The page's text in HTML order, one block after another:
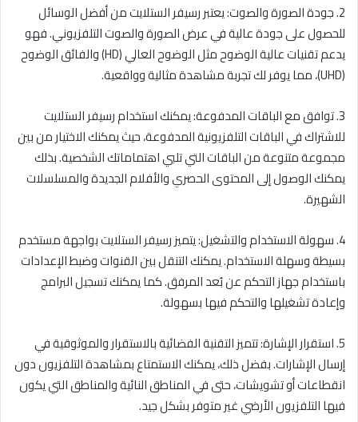
2. جودة الصورة والصوت: يعتبر رسيفر الستلايت من أفضل الوسائل
للحصول على جودة عالية في عرض الصورة والصوت التلفزيوني. فهو
يدعم تقنيات عالية الوضوح مثل الوضوح العالي (HD) والفائق الوضوح
(UHD)، مما يوفر لك تجربة مشاهدة مثالية وواقعية.
3. توافق مع الباقات المدفوعة: يمكنك استخدام رسيفر الستلايت
للاشتراك في الباقات التلفزيونية المدفوعة، حيث يمكنك الاختيار من بين
مجموعة متنوعة من الباقات التي تلبي اهتماماتك الشخصية. بذلك
يمكنك الوصول إلى المحتوى الحصري والأفلام الجديدة والمسلسلات
الشهيرة.
4. سهولة الاستخدام والتشغيل: يتميز رسيفر الستلايت بواجهة مستخدم
بسيطة وسهلة الاستخدام. يمكنك التنقل بين القنوات وضبط الإعدادات
باستخدام جهاز التحكم عن بُعد المرفق. كما يمكنك تسجيل البرامج
وإعادة تشغيلها والتحكم فيها بسهولة.
5. استقرار الإشارة: تتميز التقنية الفضائية بالاستقرار والموثوقية في
إرسال الإشارات. بفضل ذلك، يمكنك الاستمتاع بمشاهدة التلفزيون دون
انقطاعات أو تشويشات، حتى في المناطق النائية والمناطق التي يكون
فيها التلفزيون الأرضي غير متوفر بشكل جيد.